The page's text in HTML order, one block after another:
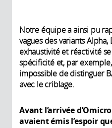
Notre équipe a ainsi pu
vagues des variants
exhaustivité et réactivité
spécificité et, par
impossible de distinguer
avec le criblage.
Avant l’arrivée
avaient émis l’espoir